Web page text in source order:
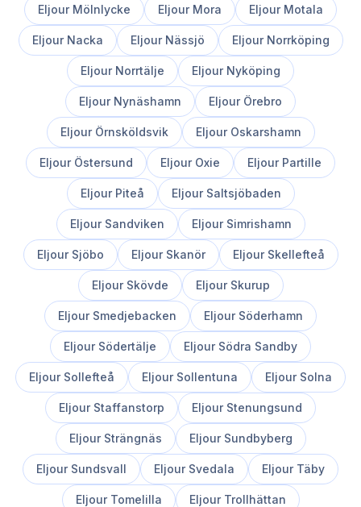
Eljour Mölnlycke Eljour Mora Eljour Motala
Eljour Nacka Eljour Nässjö Eljour Norrköping
Eljour Norrtälje Eljour Nyköping
Eljour Nynäshamn Eljour Örebro
Eljour Örnsköldsvik Eljour Oskarshamn
Eljour Östersund Eljour Oxie Eljour Partille
Eljour Piteå Eljour Saltsjöbaden
Eljour Sandviken Eljour Simrishamn
Eljour Sjöbo Eljour Skanör Eljour Skellefteå
Eljour Skövde Eljour Skurup
Eljour Smedjebacken Eljour Söderhamn
Eljour Södertälje Eljour Södra Sandby
Eljour Sollefteå Eljour Sollentuna Eljour Solna
Eljour Staffanstorp Eljour Stenungsund
Eljour Strängnäs Eljour Sundbyberg
Eljour Sundsvall Eljour Svedala Eljour Täby
Eljour Tomelilla Eljour Trollhättan